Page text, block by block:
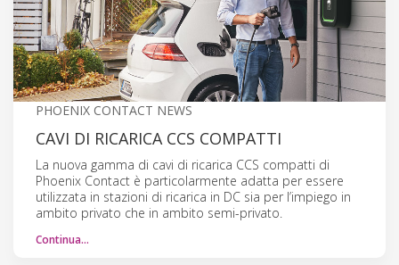
PHOENIX CONTACT NEWS
CAVI DI RICARICA CCS COMPATTI
La nuova gamma di cavi di ricarica CCS compatti di
Phoenix Contact è particolarmente adatta per essere
utilizzata in stazioni di ricarica in DC sia per l’impiego in
ambito privato che in ambito semi-privato.
Continua…